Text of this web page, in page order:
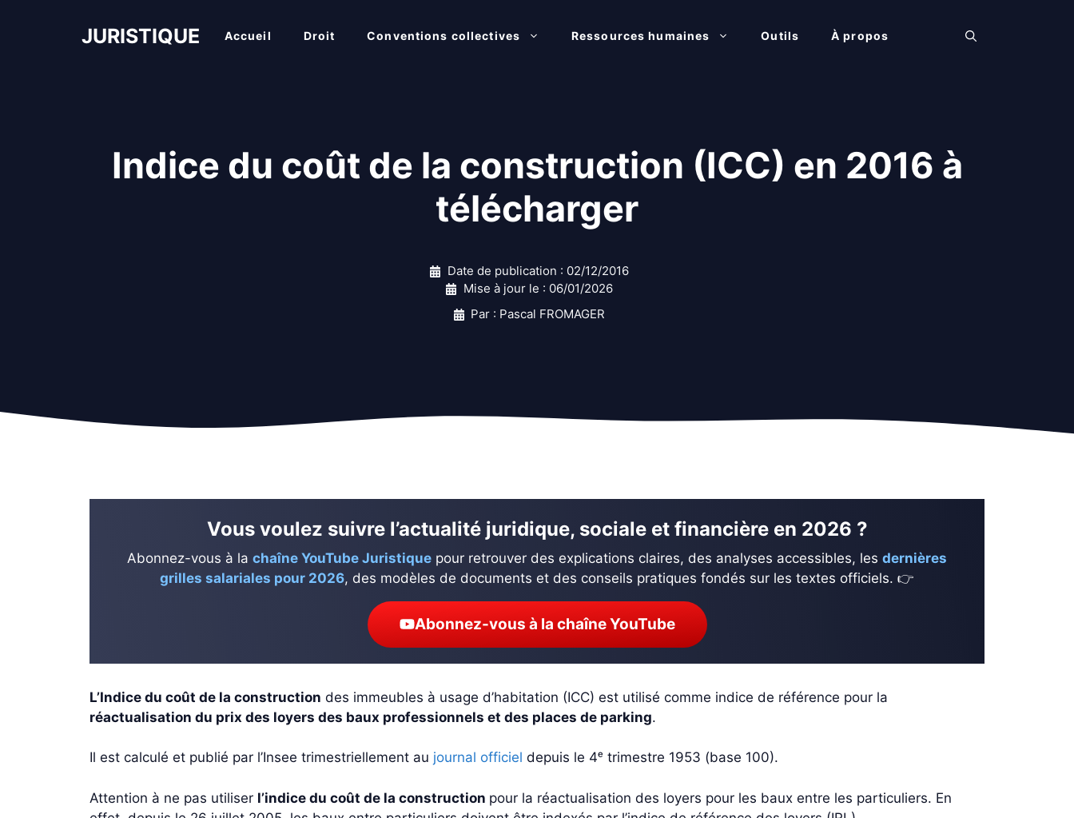
JURISTIQUE Accueil Droit Conventions collectives Ressources humaines Outils À propos
Indice du coût de la construction (ICC) en 2016 à
télécharger
Date de publication : 02/12/2016
Mise à jour le : 06/01/2026
Par : Pascal FROMAGER
Vous voulez suivre l’actualité juridique, sociale et financière en 2026 ?
Abonnez-vous à la chaîne YouTube Juristique pour retrouver des explications claires, des analyses accessibles, les dernières
grilles salariales pour 2026, des modèles de documents et des conseils pratiques fondés sur les textes officiels. 👉
Abonnez-vous à la chaîne YouTube
L’Indice du coût de la construction des immeubles à usage d’habitation (ICC) est utilisé comme indice de référence pour la
réactualisation du prix des loyers des baux professionnels et des places de parking.
Il est calculé et publié par l’Insee trimestriellement au journal officiel depuis le 4ᵉ trimestre 1953 (base 100).
Attention à ne pas utiliser l’indice du coût de la construction pour la réactualisation des loyers pour les baux entre les particuliers. En